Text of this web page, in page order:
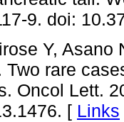
9. doi:
Y,
Two rare
Oncol Lett.
[ Links